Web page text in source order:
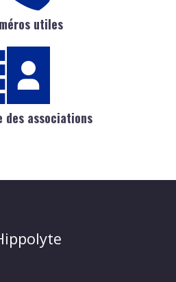
utiles
des associations